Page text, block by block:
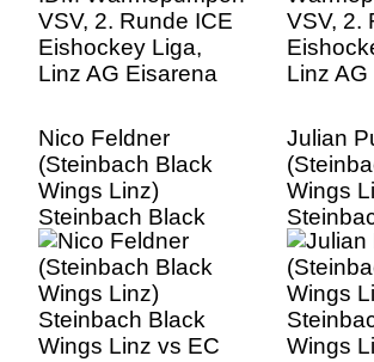
Nico Feldner
(Steinbach Black
Wings Linz)
Steinbach Black
Wings Linz vs EC
IDM Wärmepumpen
VSV, 2. Runde ICE
Eishockey Liga,
Linz AG Eisarena
Julian
Wings
Wings
IDM
VSV, 2.
Linz